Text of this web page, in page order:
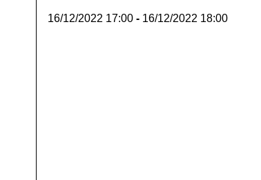
16/12/2022 17:00 - 16/12/2022 18:00